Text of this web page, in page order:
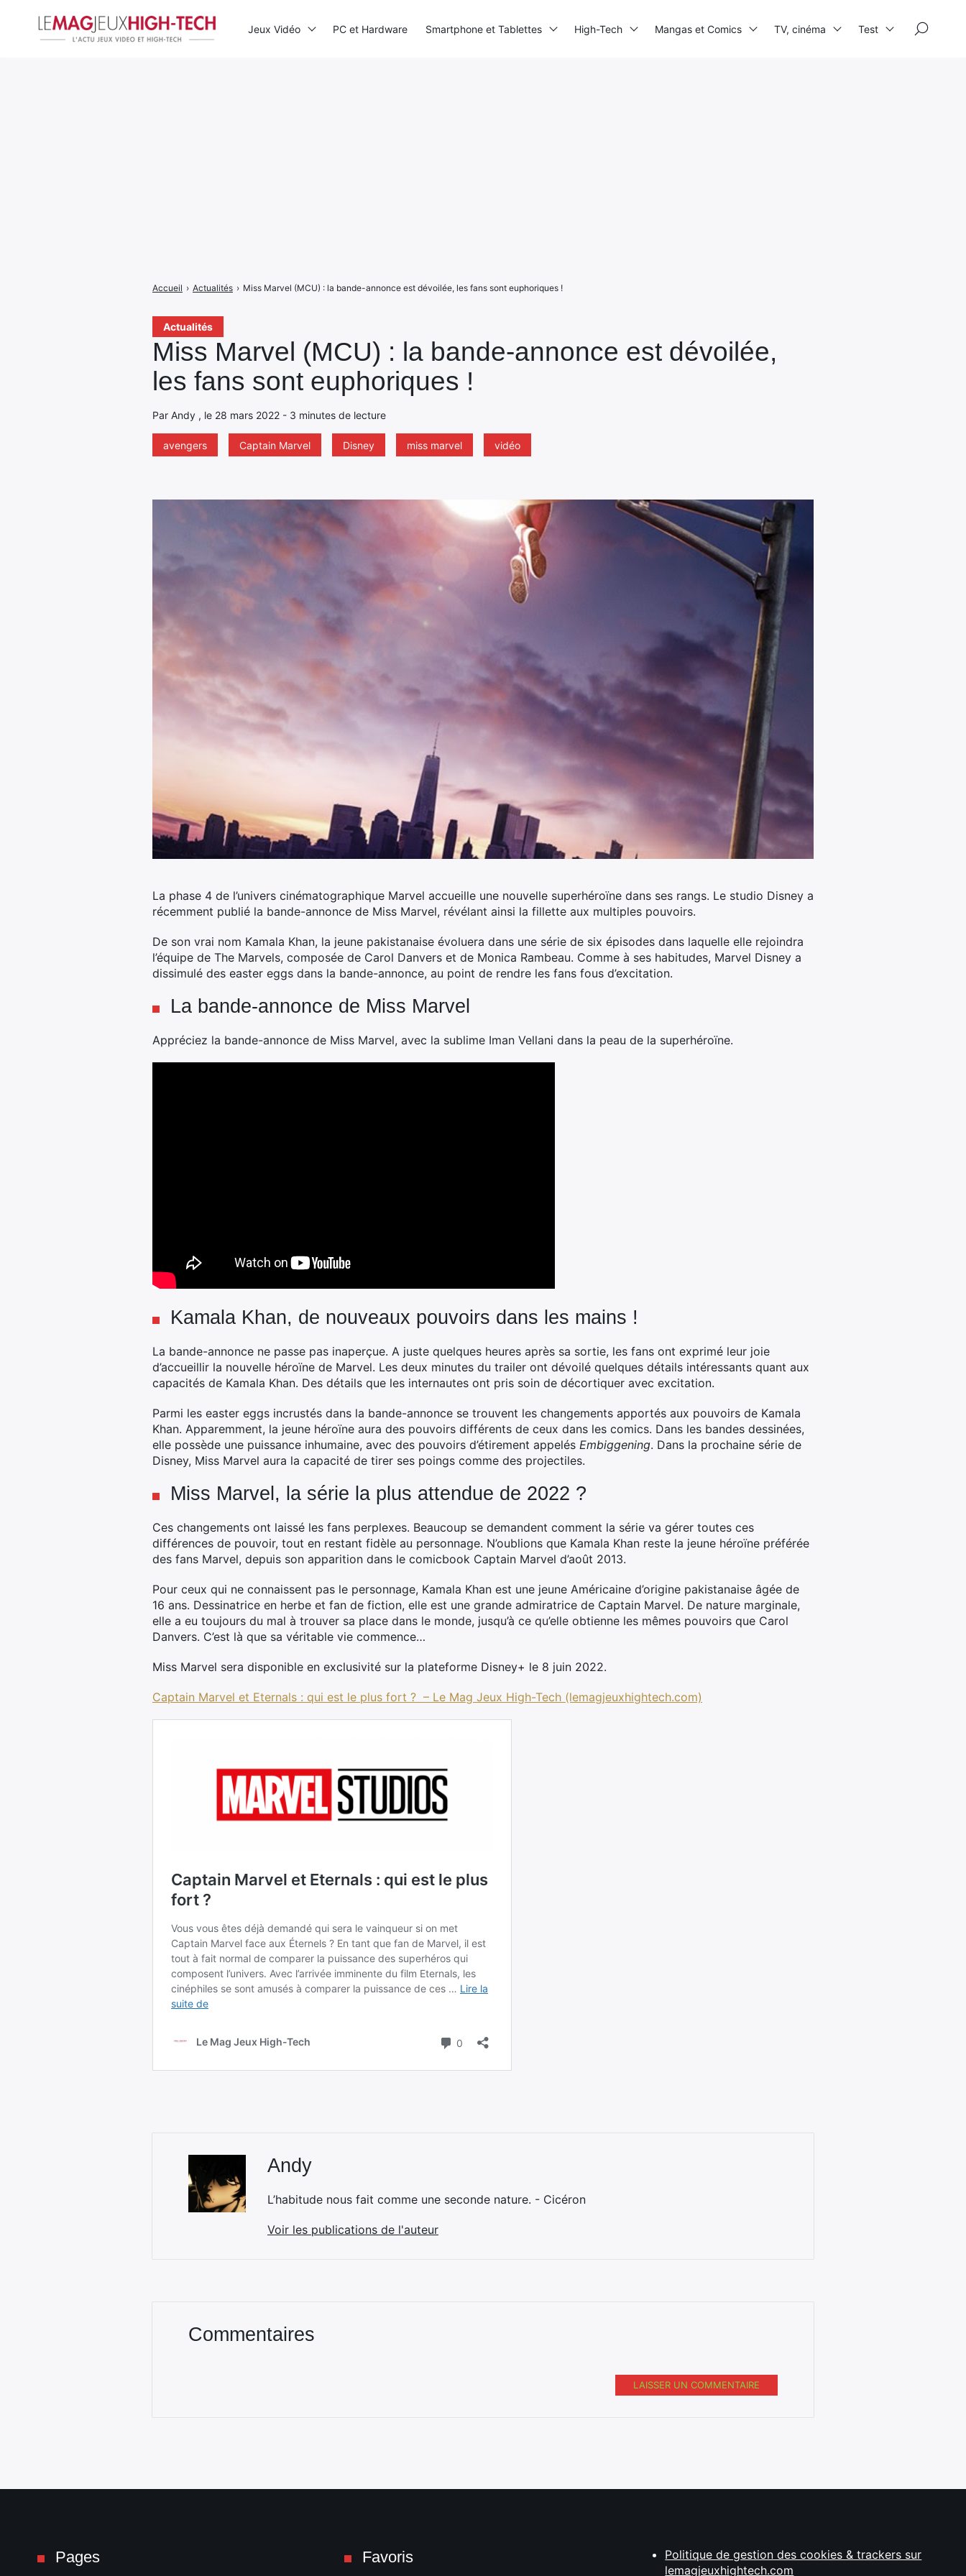
Actualités
Miss Marvel (MCU) : la bande-annonce est dévoilée,
les fans sont euphoriques !
Par Andy , le 28 mars 2022 - 3 minutes de lecture
avengers Captain Marvel Disney miss marvel vidéo
Accueil › Actualités › Miss Marvel (MCU) : la bande-annonce est dévoilée, les fans sont euphoriques !
La phase 4 de l’univers cinématographique Marvel accueille une nouvelle superhéroïne dans ses rangs. Le studio Disney a
récemment publié la bande-annonce de Miss Marvel, révélant ainsi la fillette aux multiples pouvoirs.
De son vrai nom Kamala Khan, la jeune pakistanaise évoluera dans une série de six épisodes dans laquelle elle rejoindra
l’équipe de The Marvels, composée de Carol Danvers et de Monica Rambeau. Comme à ses habitudes, Marvel Disney a
dissimulé des easter eggs dans la bande-annonce, au point de rendre les fans fous d’excitation.
La bande-annonce de Miss Marvel
Appréciez la bande-annonce de Miss Marvel, avec la sublime Iman Vellani dans la peau de la superhéroïne.
Kamala Khan, de nouveaux pouvoirs dans les mains !
La bande-annonce ne passe pas inaperçue. A juste quelques heures après sa sortie, les fans ont exprimé leur joie
d’accueillir la nouvelle héroïne de Marvel. Les deux minutes du trailer ont dévoilé quelques détails intéressants quant aux
capacités de Kamala Khan. Des détails que les internautes ont pris soin de décortiquer avec excitation.
Parmi les easter eggs incrustés dans la bande-annonce se trouvent les changements apportés aux pouvoirs de Kamala
Khan. Apparemment, la jeune héroïne aura des pouvoirs différents de ceux dans les comics. Dans les bandes dessinées,
elle possède une puissance inhumaine, avec des pouvoirs d’étirement appelés Embiggening. Dans la prochaine série de
Disney, Miss Marvel aura la capacité de tirer ses poings comme des projectiles.
Miss Marvel, la série la plus attendue de 2022 ?
Ces changements ont laissé les fans perplexes. Beaucoup se demandent comment la série va gérer toutes ces
différences de pouvoir, tout en restant fidèle au personnage. N’oublions que Kamala Khan reste la jeune héroïne préférée
des fans Marvel, depuis son apparition dans le comicbook Captain Marvel d’août 2013.
Pour ceux qui ne connaissent pas le personnage, Kamala Khan est une jeune Américaine d’origine pakistanaise âgée de
16 ans. Dessinatrice en herbe et fan de fiction, elle est une grande admiratrice de Captain Marvel. De nature marginale,
elle a eu toujours du mal à trouver sa place dans le monde, jusqu’à ce qu’elle obtienne les mêmes pouvoirs que Carol
Danvers. C’est là que sa véritable vie commence…
Miss Marvel sera disponible en exclusivité sur la plateforme Disney+ le 8 juin 2022.
Captain Marvel et Eternals : qui est le plus fort ? – Le Mag Jeux High-Tech (lemagjeuxhightech.com)
Andy
L’habitude nous fait comme une seconde nature. - Cicéron
Voir les publications de l'auteur
Commentaires
LAISSER UN COMMENTAIRE
Jeux Vidéo PC et Hardware Smartphone et Tablettes High-Tech Mangas et Comics TV, cinéma Test
Pages Favoris
Politique de gestion des cookies & trackers sur
lemagjeuxhightech.com